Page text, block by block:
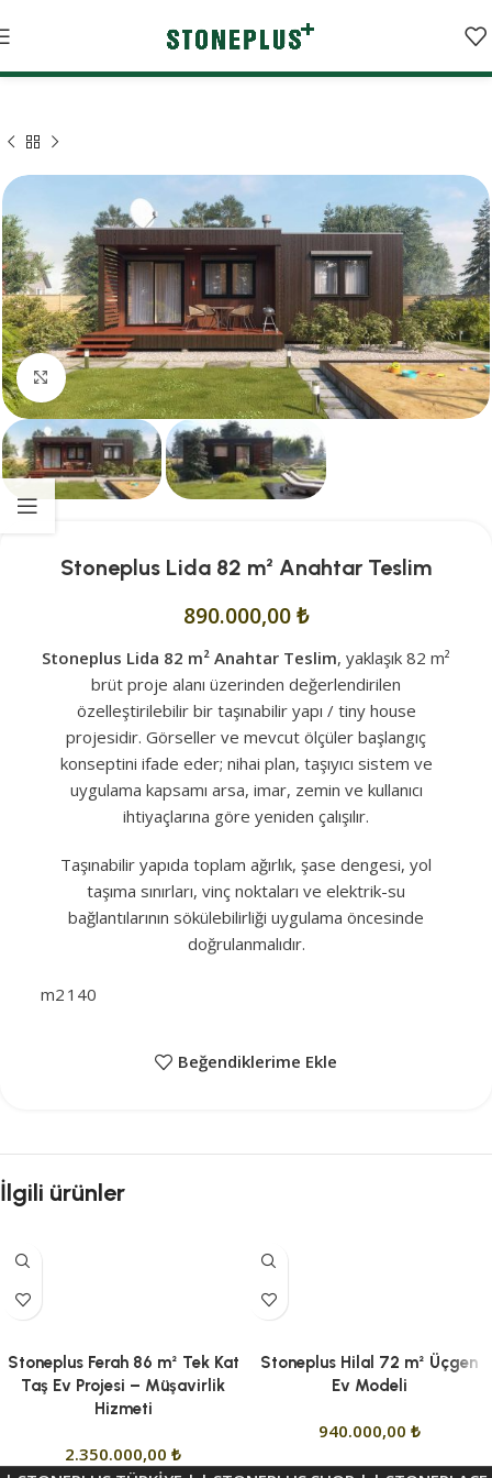
BÜYÜK FORMATLI İNCELE
Stoneplus Lida 82 m² Anahtar Teslim
890.000,00₺
Stoneplus Lida 82 m² Anahtar Teslim, yaklaşık 82 m²
brüt proje alanı üzerinden değerlendirilen
özelleştirilebilir bir taşınabilir yapı / tiny house
projesidir. Görseller ve mevcut ölçüler başlangıç
konseptini ifade eder; nihai plan, taşıyıcı sistem ve
uygulama kapsamı arsa, imar, zemin ve kullanıcı
ihtiyaçlarına göre yeniden çalışılır.
Taşınabilir yapıda toplam ağırlık, şase dengesi, yol
taşıma sınırları, vinç noktaları ve elektrik-su
bağlantılarının sökülebilirliği uygulama öncesinde
doğrulanmalıdır.
m2 140
Beğendiklerime Ekle
İlgili ürünler
Stoneplus Ferah 86 m² Tek Kat
Taş Ev Projesi – Müşavirlik
Hizmeti
2.350.000,00 ₺
Stoneplus Hilal 72 m² Üçgen
Ev Modeli
940.000,00 ₺